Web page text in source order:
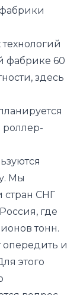
фабрике 60
здесь
роллер-
Мы
стран СНГ
где
тонн.
опередить и
этого